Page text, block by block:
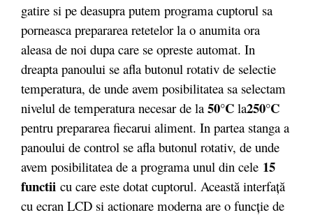
gatire si pe deasupra putem programa cuptorul sa
porneasca prepararea retetelor la o anumita ora
aleasa de noi dupa care se opreste automat. In
dreapta panoului se afla butonul rotativ de selectie
temperatura, de unde avem posibilitatea sa selectam
nivelul de temperatura necesar de la 50°C la250°C
pentru prepararea fiecarui aliment. In partea stanga a
panoului de control se afla butonul rotativ, de unde
avem posibilitatea de a programa unul din cele 15
functii cu care este dotat cuptorul. Această interfaţă
cu ecran LCD si actionare moderna are o funcţie de